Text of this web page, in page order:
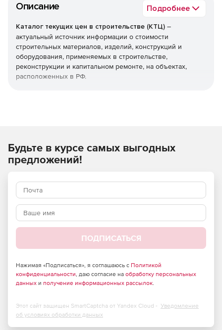
Описание Подробнее
Каталог текущих цен в строительстве (КТЦ) –
актуальный источник информации о стоимости
строительных материалов, изделий, конструкций и
оборудования, применяемых в строительстве,
реконструкции и капитальном ремонте, на объектах,
расположенных в РФ.
объектов, расположенных в Российской Федерации.
Будьте в курсе самых выгодных
предложений!
ПОДПИСАТЬСЯ
Нажимая «Подписаться», я соглашаюсь с Политикой
конфиденциальности, даю согласие на обработку персональных
данных и получение информационных рассылок.
Этот сайт защищен SmartCaptcha от Yandex Cloud - Уведомление
об условиях обработки данных